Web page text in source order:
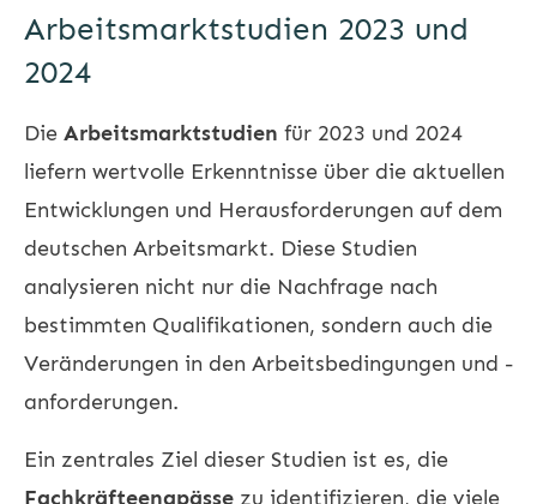
Arbeitsmarktstudien 2023 und
2024
Die Arbeitsmarktstudien für 2023 und 2024
liefern wertvolle Erkenntnisse über die aktuellen
Entwicklungen und Herausforderungen auf dem
deutschen Arbeitsmarkt. Diese Studien
analysieren nicht nur die Nachfrage nach
bestimmten Qualifikationen, sondern auch die
Veränderungen in den Arbeitsbedingungen und -
anforderungen.
Ein zentrales Ziel dieser Studien ist es, die
Fachkräfteengpässe zu identifizieren, die viele